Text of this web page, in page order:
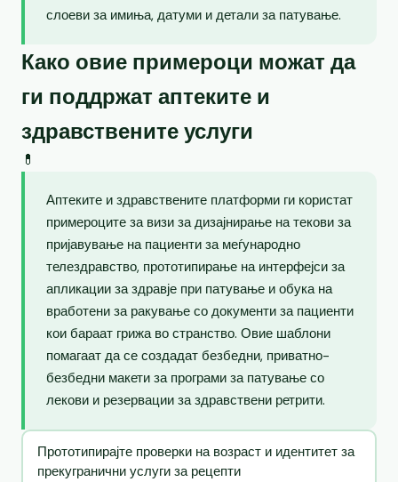
слоеви за имиња, датуми и детали за патување.
Како овие примероци можат да
ги поддржат аптеките и
здравствените услуги
💊
Аптеките и здравствените платформи ги користат
примероците за визи за дизајнирање на текови за
пријавување на пациенти за меѓународно
телездравство, прототипирање на интерфејси за
апликации за здравје при патување и обука на
вработени за ракување со документи за пациенти
кои бараат грижа во странство. Овие шаблони
помагаат да се создадат безбедни, приватно-
безбедни макети за програми за патување со
лекови и резервации за здравствени ретрити.
Прототипирајте проверки на возраст и идентитет за
прекугранични услуги за рецепти